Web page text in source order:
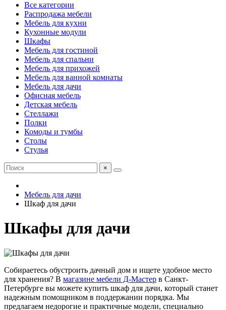
Все категории
Распродажа мебели
Мебель для кухни
Кухонные модули
Шкафы
Мебель для гостиной
Мебель для спальни
Мебель для прихожей
Мебель для ванной комнаты
Мебель для дачи
Офисная мебель
Детская мебель
Стеллажи
Полки
Комоды и тумбы
Столы
Стулья
×
Мебель для дачи
Шкаф для дачи
Шкафы для дачи
Собираетесь обустроить дачный дом и ищете удобное место
для хранения? В магазине мебели Д-Мастер в Санкт-
Петербурге вы можете купить шкаф для дачи, который станет
надежным помощником в поддержании порядка. Мы
предлагаем недорогие и практичные модели, специально